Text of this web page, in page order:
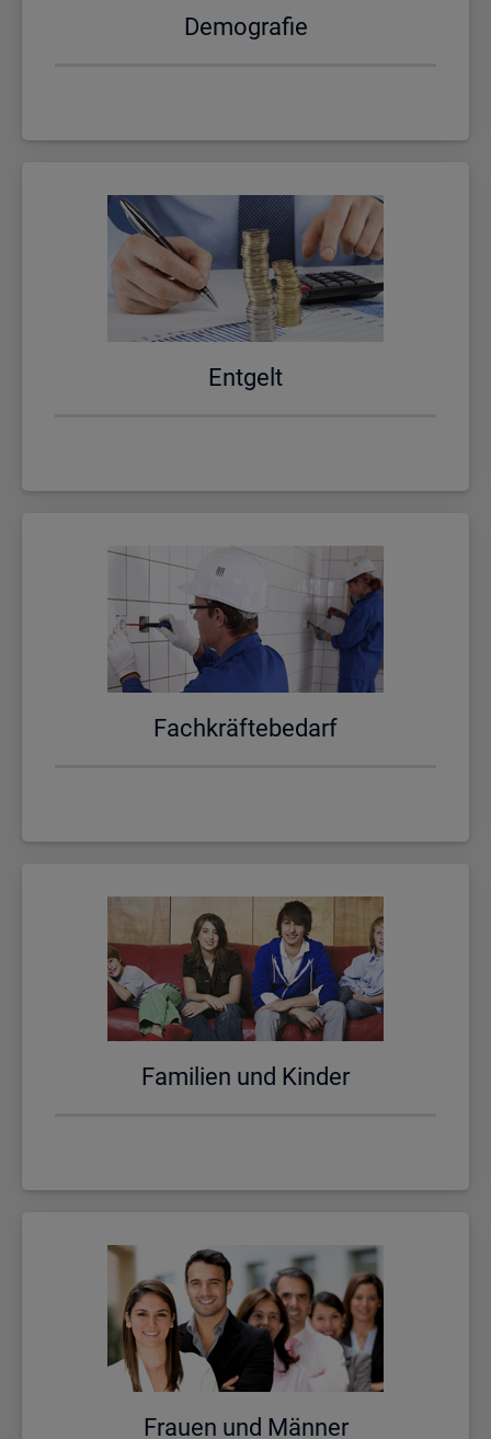
De­mo­gra­fie
Ent­gelt
Fach­kräf­te­be­darf
Fa­mi­li­en und Kin­der
Frau­en und Män­ner